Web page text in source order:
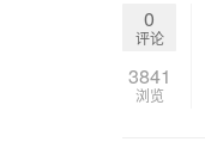
0
评论
3841
浏览